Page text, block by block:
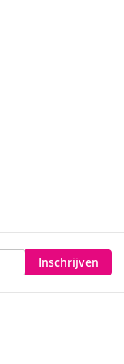
Inschrijven